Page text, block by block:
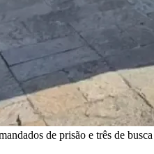
de prisão e três de